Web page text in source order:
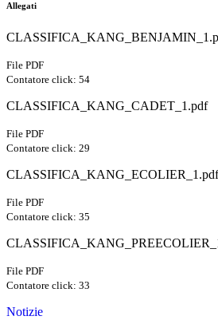
Allegati
File PDF
Contatore click: 54
CLASSIFICA_KANG_CADET_1.pdf
File PDF
Contatore click: 29
CLASSIFICA_KANG_ECOLIER_1.pdf
File PDF
Contatore click: 35
File PDF
Contatore click: 33
Notizie